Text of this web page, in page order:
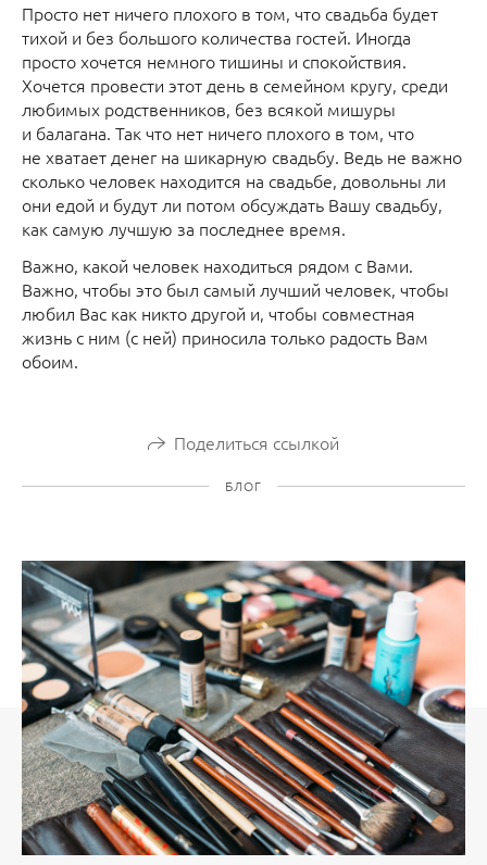
Просто нет ничего плохого в том, что свадьба будет
тихой и без большого количества гостей. Иногда
просто хочется немного тишины и спокойствия.
Хочется провести этот день в семейном кругу, среди
любимых родственников, без всякой мишуры
и балагана. Так что нет ничего плохого в том, что
не хватает денег на шикарную свадьбу. Ведь не важно
сколько человек находится на свадьбе, довольны ли
они едой и будут ли потом обсуждать Вашу свадьбу,
как самую лучшую за последнее время.
Важно, какой человек находиться рядом с Вами.
Важно, чтобы это был самый лучший человек, чтобы
любил Вас как никто другой и, чтобы совместная
жизнь с ним (с ней) приносила только радость Вам
обоим.
Поделиться ссылкой
БЛОГ